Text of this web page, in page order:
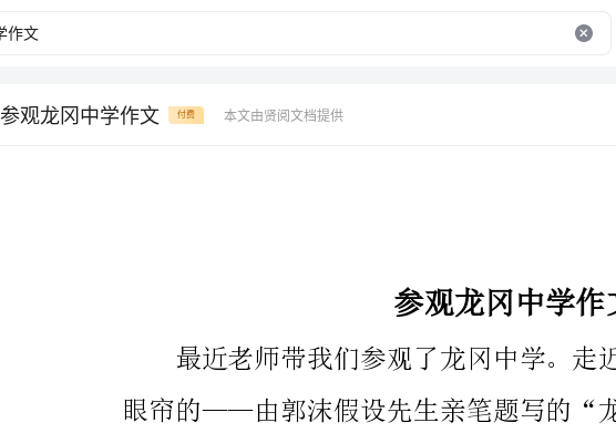
参观龙冈中学作文 付费 本文由贤阅文档提供
眼帘的——由郭沫假设先生亲笔题写的“龙冈中学”的校牌。一进
校门就踏上南北走向的中心路——英才路，路左边是竹林摇曳、草
绿花香、风光宜人的尚节园；路右边是球场；迎面而来的是具有欧